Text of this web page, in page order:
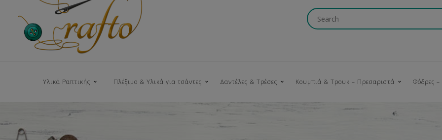
Υλικά Ραπτικής Πλέξιμο & Υλικά για τσάντες Δαντέλες & Τρέσες Κουμπιά & Τρουκ – Πρεσαριστά Φόδρες